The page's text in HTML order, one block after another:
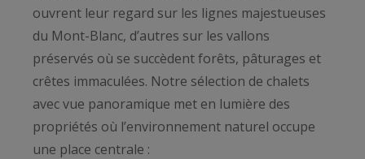
ouvrent leur regard sur les lignes majestueuses
du Mont-Blanc, d’autres sur les vallons
préservés où se succèdent forêts, pâturages et
crêtes immaculées. Notre sélection de chalets
avec vue panoramique met en lumière des
propriétés où l’environnement naturel occupe
une place centrale :